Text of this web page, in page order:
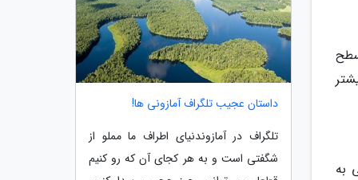
از سطح
به
داستان عجیب تلگراف آمازونی ها!
تلگراف در آمازوندنیای اطراف ما مملو از
شگفتی است و به هر کجای آن که رو کنیم